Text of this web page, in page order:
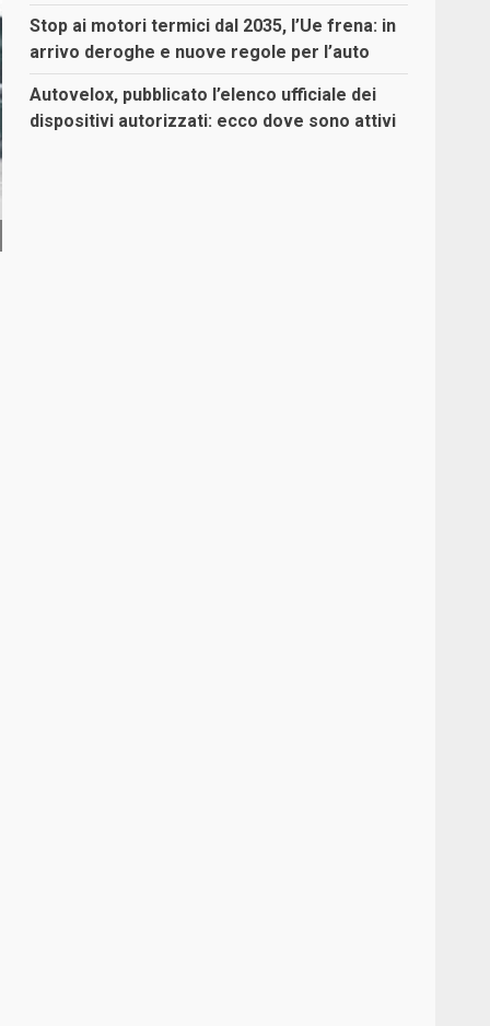
Stop ai motori termici dal 2035, l’Ue frena: in
arrivo deroghe e nuove regole per l’auto
Autovelox, pubblicato l’elenco ufficiale dei
dispositivi autorizzati: ecco dove sono attivi